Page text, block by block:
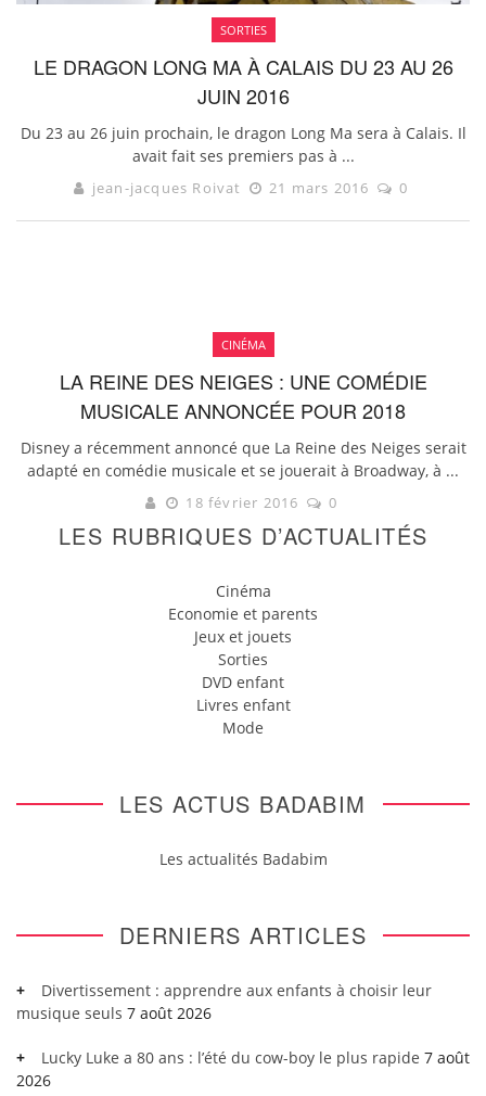
SORTIES
LE DRAGON LONG MA À CALAIS DU 23 AU 26
JUIN 2016
Du 23 au 26 juin prochain, le dragon Long Ma sera à Calais. Il
avait fait ses premiers pas à ...
jean-jacques Roivat 21 mars 2016 0
CINÉMA
LA REINE DES NEIGES : UNE COMÉDIE
MUSICALE ANNONCÉE POUR 2018
Disney a récemment annoncé que La Reine des Neiges serait
adapté en comédie musicale et se jouerait à Broadway, à ...
18 février 2016 0
LES RUBRIQUES D’ACTUALITÉS
Cinéma
Economie et parents
Jeux et jouets
Sorties
DVD enfant
Livres enfant
Mode
LES ACTUS BADABIM
Les actualités Badabim
DERNIERS ARTICLES
Divertissement : apprendre aux enfants à choisir leur
musique seuls 7 août 2026
Lucky Luke a 80 ans : l’été du cow-boy le plus rapide 7 août
2026